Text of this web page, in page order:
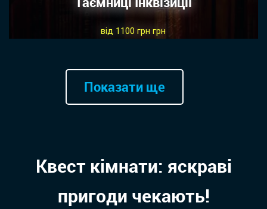
від 1100 грн грн
Показати ще
Квест кімнати: яскраві
пригоди чекають!